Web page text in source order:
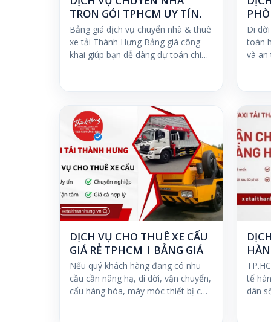
TRỌN GÓI TPHCM UY TÍN,
GIÁ RẺ
Bảng giá dịch vụ chuyển nhà & thuê
xe tải Thành Hưng Bảng giá công
khai giúp bạn dễ dàng dự toán chi
Di
toán
và an
DỊCH VỤ CHO THUÊ XE CẨU
GIÁ RẺ TPHCM | BẢNG GIÁ
2026
Nếu quý khách hàng đang có nhu
cầu cần nâng hạ, di dời, vận chuyển,
cẩu hàng hóa, máy móc thiết bị có
tế
dân